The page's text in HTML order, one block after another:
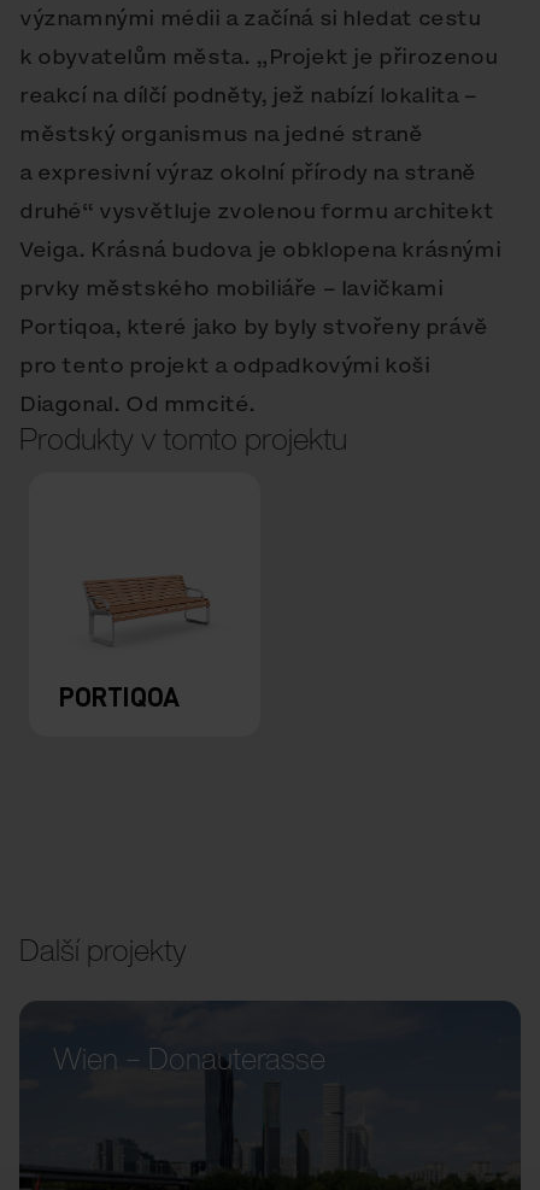
významnými médii a začíná si hledat cestu
k obyvatelům města. „Projekt je přirozenou
reakcí na dílčí podněty, jež nabízí lokalita –
městský organismus na jedné straně
a expresivní výraz okolní přírody na straně
druhé“ vysvětluje zvolenou formu architekt
Veiga. Krásná budova je obklopena krásnými
prvky městského mobiliáře – lavičkami
Portiqoa, které jako by byly stvořeny právě
pro tento projekt a odpadkovými koši
Diagonal. Od mmcité.
Produkty v tomto projektu
PORTIQOA
Další projekty
Wien – Donauterasse